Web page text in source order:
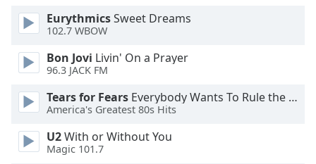
Text
Color
Opacity
Text
Background
EurythmicsSweet Dreams
102.7 WBOW
Bon Jovi Livin' On a Prayer
96.3 JACK FM
Tears for Fears Everybody Wants To Rule the World
America's Greatest 80s Hits
U2With or Without You
Magic 101.7